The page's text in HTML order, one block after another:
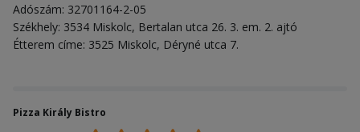
Adószám: 32701164-2-05
Székhely: 3534 Miskolc, Bertalan utca 26. 3. em. 2. ajtó
Étterem címe: 3525 Miskolc, Déryné utca 7.
Pizza Király Bistro